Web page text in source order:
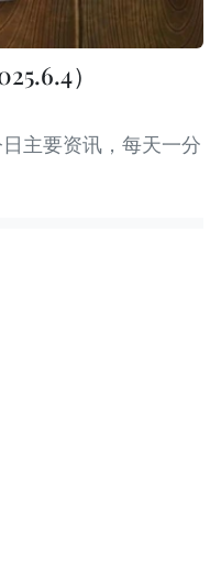
）
主要资讯，每天一分